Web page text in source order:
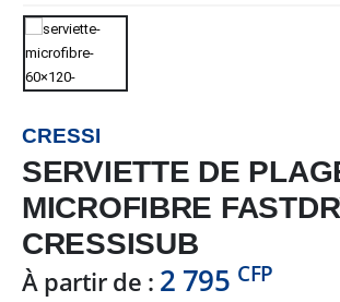
CRESSI
SERVIETTE DE
MICROFIBRE
CRESSISUB
À partir de : 2 795 CFP